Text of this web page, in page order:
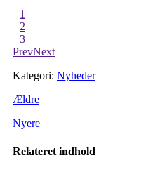
1
2
3
PrevNext
Kategori: Nyheder
Ældre
Nyere
Relateret indhold